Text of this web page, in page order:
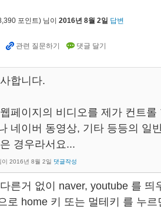
포인트) 님이 2016년 8월 2일 답변
합니다.
페이지의 비디오를 제가 컨트
네이버 동영상, 기타 등등의 일
경우라서요...
이 2016년 8월 2일 댓글작성
른거 없이 naver, youtube 를 띄
로 home 키 또는 멀테키 를 누